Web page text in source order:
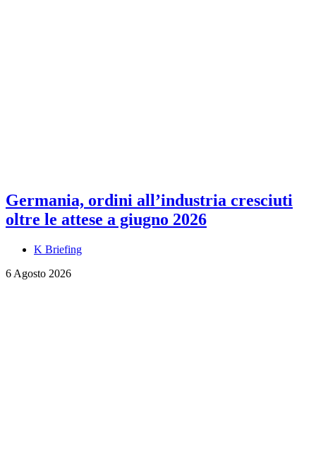
Germania, ordini all’industria cresciuti
oltre le attese a giugno 2026
K Briefing
6 Agosto 2026